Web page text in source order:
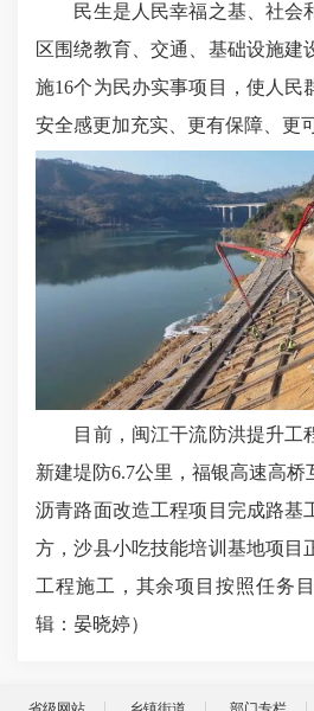
民生是人民幸福之基、社会
区围绕教育、交通、基础设施建
施16个为民办实事项目，使人民
安全感更加充实、更有保障、更
目前，闽江干流防洪提升工
新建堤防6.7公里，福银高速高
沥青路面改造工程项目完成路基
方，沙县小吃技能培训基地项目
工程施工，其余项目按照任务
辑：晏晓婷）